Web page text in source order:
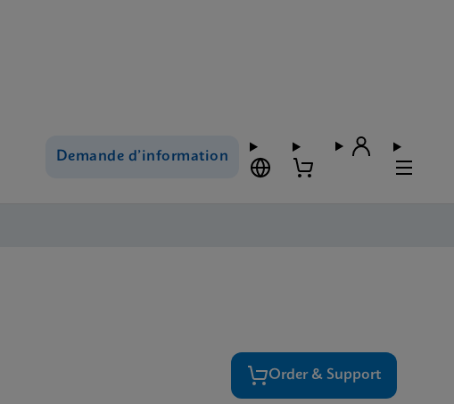
Demande d’information
Order & Support